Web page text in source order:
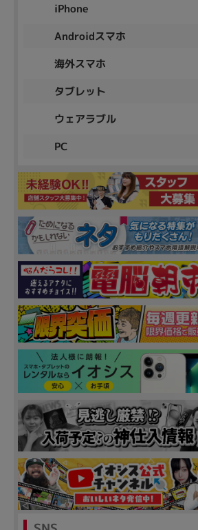
iPhone
Androidスマホ
海外スマホ
タブレット
ウェアラブル
PC